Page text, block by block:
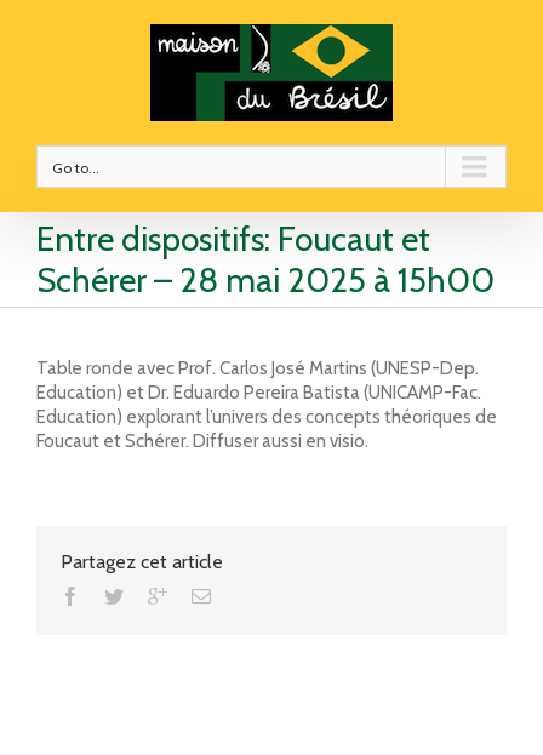
Go to...
Entre dispositifs: Foucaut et
Schérer – 28 mai 2025 à 15h00
Table ronde avec Prof. Carlos José Martins (UNESP-Dep.
Education) et Dr. Eduardo Pereira Batista (UNICAMP-Fac.
Education) explorant l’univers des concepts théoriques de
Foucaut et Schérer. Diffuser aussi en visio.
Partagez cet article